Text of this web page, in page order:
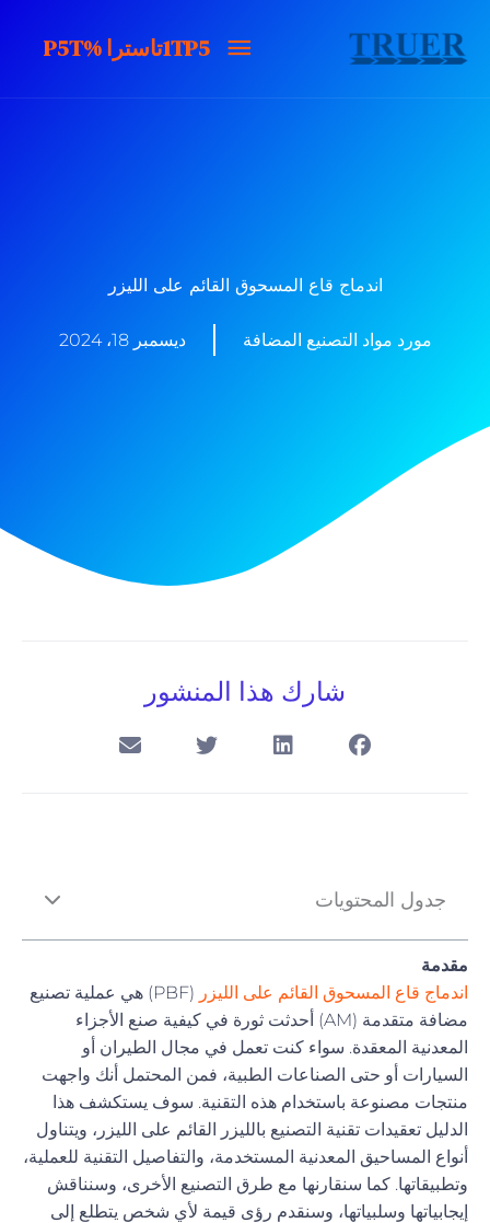
1TP5تاسترا1TP5تاسترا %P5T
اندماج قاع المسحوق القائم على الليزر
مورد مواد التصنيع المضافة ديسمبر 18، 2024
شارك هذا المنشور
جدول المحتويات
مقدمة
اندماج قاع المسحوق القائم على الليزر
(PBF) هي عملية تصنيع
مضافة متقدمة (AM) أحدثت ثورة في كيفية صنع الأجزاء
المعدنية المعقدة. سواء كنت تعمل في مجال الطيران أو
السيارات أو حتى الصناعات الطبية، فمن المحتمل أنك واجهت
منتجات مصنوعة باستخدام هذه التقنية. سوف يستكشف هذا
الدليل تعقيدات تقنية التصنيع بالليزر القائم على الليزر، ويتناول
أنواع المساحيق المعدنية المستخدمة، والتفاصيل التقنية للعملية،
وتطبيقاتها. كما سنقارنها مع طرق التصنيع الأخرى، وسنناقش
إيجابياتها وسلبياتها، وسنقدم رؤى قيمة لأي شخص يتطلع إلى